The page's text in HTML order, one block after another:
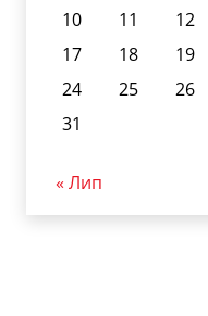
10
11 12
17
18 19
24
25 26
31
« Лип